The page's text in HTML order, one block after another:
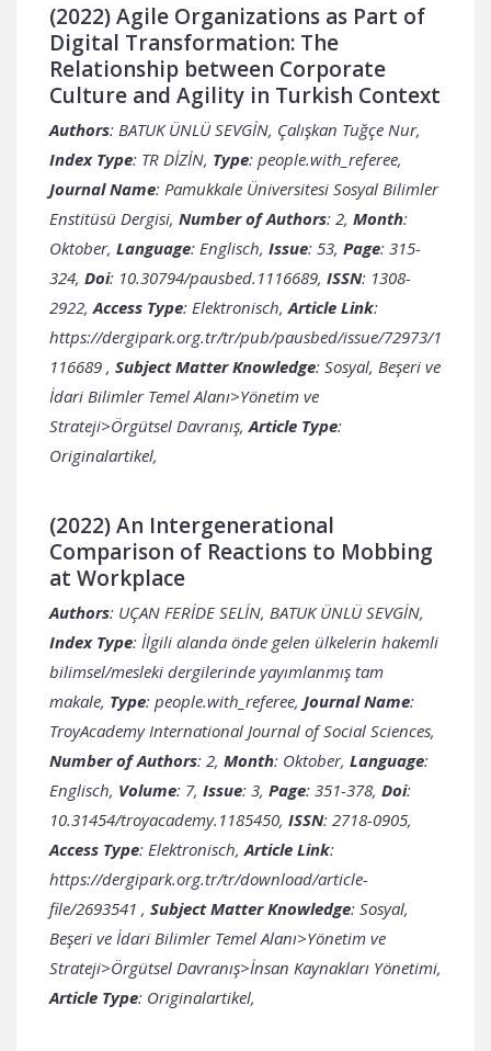
(2022) Agile Organizations as Part of
Digital Transformation: The
Relationship between Corporate
Culture and Agility in Turkish Context
Authors: BATUK ÜNLÜ SEVGİN, Çalışkan Tuğçe Nur,
Index Type: TR DİZİN, Type: people.with_referee,
Journal Name: Pamukkale Üniversitesi Sosyal Bilimler
Enstitüsü Dergisi, Number of Authors: 2, Month:
Oktober, Language: Englisch, Issue: 53, Page: 315-
324, Doi: 10.30794/pausbed.1116689, ISSN: 1308-
2922, Access Type: Elektronisch, Article Link:
https://dergipark.org.tr/tr/pub/pausbed/issue/72973/1
116689 , Subject Matter Knowledge: Sosyal, Beşeri ve
İdari Bilimler Temel Alanı>Yönetim ve
Strateji>Örgütsel Davranış, Article Type:
Originalartikel,
(2022) An Intergenerational
Comparison of Reactions to Mobbing
at Workplace
Authors: UÇAN FERİDE SELİN, BATUK ÜNLÜ SEVGİN,
Index Type: İlgili alanda önde gelen ülkelerin hakemli
bilimsel/mesleki dergilerinde yayımlanmış tam
makale, Type: people.with_referee, Journal Name:
TroyAcademy International Journal of Social Sciences,
Number of Authors: 2, Month: Oktober, Language:
Englisch, Volume: 7, Issue: 3, Page: 351-378, Doi:
10.31454/troyacademy.1185450, ISSN: 2718-0905,
Access Type: Elektronisch, Article Link:
https://dergipark.org.tr/tr/download/article-
file/2693541 , Subject Matter Knowledge: Sosyal,
Beşeri ve İdari Bilimler Temel Alanı>Yönetim ve
Strateji>Örgütsel Davranış>İnsan Kaynakları Yönetimi,
Article Type: Originalartikel,